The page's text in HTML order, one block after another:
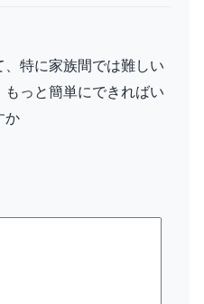
特に家族間では難しい
っと簡単にできればい
か